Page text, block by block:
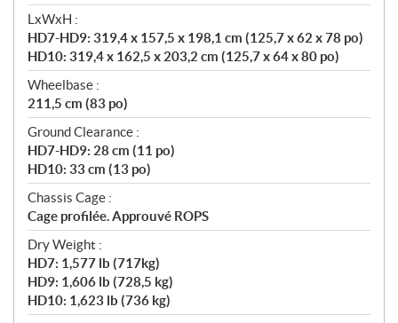
LxWxH :
HD7-HD9: 319,4 x 157,5 x 198,1 cm (125,7 x 62 x 78 po)
HD10: 319,4 x 162,5 x 203,2 cm (125,7 x 64 x 80 po)
Wheelbase :
211,5 cm (83 po)
Ground Clearance :
HD7-HD9: 28 cm (11 po)
HD10: 33 cm (13 po)
Chassis Cage :
Cage profilée. Approuvé ROPS
Dry Weight :
HD7: 1,577 lb (717kg)
HD9: 1,606 lb (728,5 kg)
HD10: 1,623 lb (736 kg)